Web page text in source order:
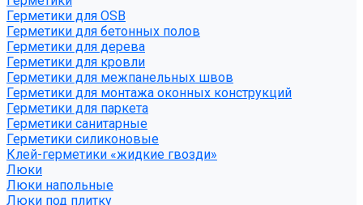
Герметики для OSB
Герметики для бетонных полов
Герметики для дерева
Герметики для кровли
Герметики для межпанельных швов
Герметики для монтажа оконных конструкций
Герметики для паркета
Герметики санитарные
Герметики силиконовые
Клей-герметики «жидкие гвозди»
Люки
Люки напольные
Люки под плитку